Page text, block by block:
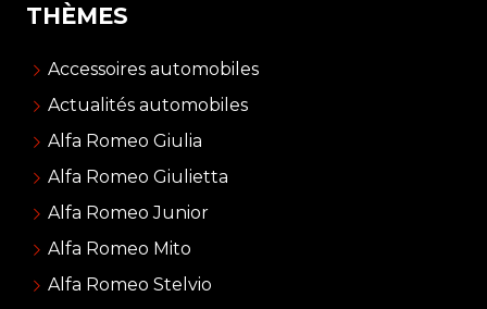
THÈMES
Accessoires automobiles
Actualités automobiles
Alfa Romeo Giulia
Alfa Romeo Giulietta
Alfa Romeo Junior
Alfa Romeo Mito
Alfa Romeo Stelvio